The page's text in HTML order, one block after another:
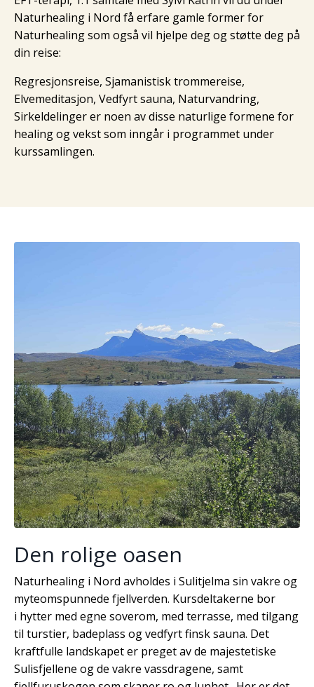
Naturhealing i Nord få erfare gamle former for
Naturhealing som også vil hjelpe deg og støtte deg på
din reise:
Regresjonsreise, Sjamanistisk trommereise,
Elvemeditasjon, Vedfyrt sauna, Naturvandring,
Sirkeldelinger er noen av disse naturlige formene for
healing og vekst som inngår i programmet under
kurssamlingen.
Den rolige oasen
Naturhealing i Nord avholdes i Sulitjelma sin vakre og
myteomspunnede fjellverden. Kursdeltakerne bor
i hytter med egne soverom, med terrasse, med tilgang
til turstier, badeplass og vedfyrt finsk sauna. Det
kraftfulle landskapet er preget av de majestetiske
Sulisfjellene og de vakre vassdragene, samt